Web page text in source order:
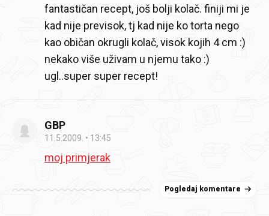
fantastičan recept, još bolji kolač. finiji mi je
kad nije previsok, tj kad nije ko torta nego
kao običan okrugli kolač, visok kojih 4 cm :)
nekako više uživam u njemu tako :)
ugl..super super recept!
GBP
11.5.2009. 13:45
moj primjerak
Pogledaj komentare